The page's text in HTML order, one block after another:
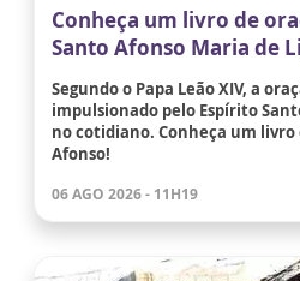
Conheça um livro de
Santo Afonso Maria de
Segundo o Papa Leão XIV, a
impulsionado pelo Espírito
no cotidiano. Conheça um livro
Afonso!
06 AGO 2026 - 11H19